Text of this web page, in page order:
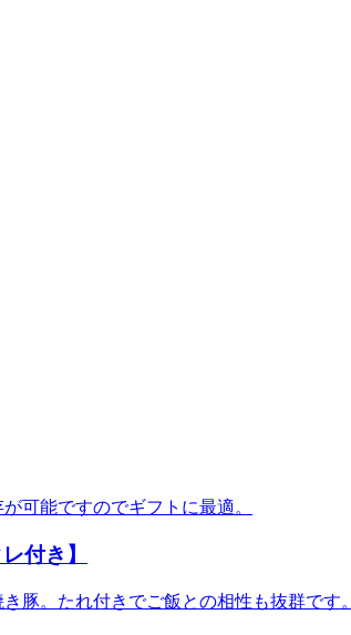
可能ですのでギフトに最適。
付き】
豚。たれ付きでご飯との相性も抜群です。